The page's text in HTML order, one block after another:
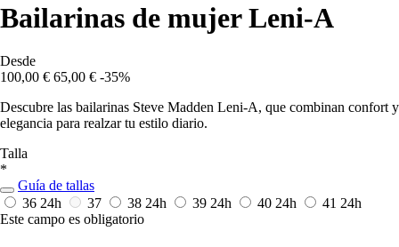
Bailarinas de mujer Leni-A
Desde
100,00 € 65,00 € -35%
Descubre las bailarinas Steve Madden Leni-A, que combinan confort y
elegancia para realzar tu estilo diario.
Talla
*
Guía de tallas
36 24h 37 38 24h 39 24h 40 24h 41 24h
Este campo es obligatorio